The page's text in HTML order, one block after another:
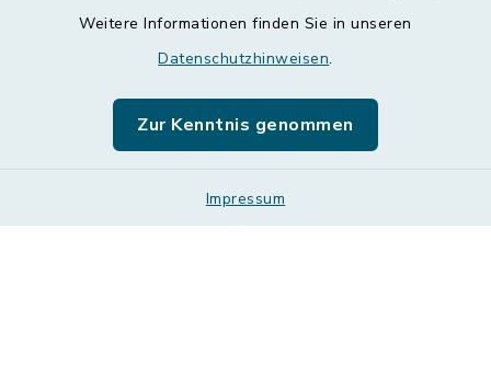
Weitere Informationen finden Sie in unseren
Datenschutzhinweisen.
Zur Kenntnis genommen
Impressum
Datenschutz
Leichte Sprache
Sitemap